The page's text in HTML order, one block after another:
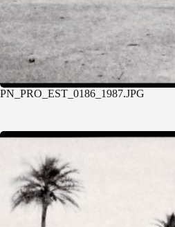
PN_PRO_EST_0186_1987.JPG